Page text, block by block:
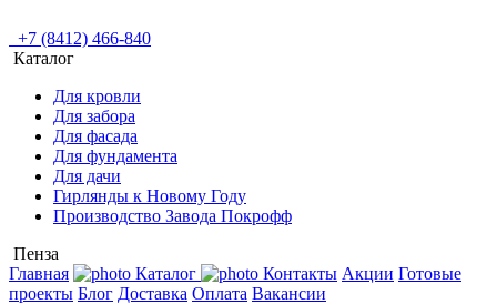
+7 (8412) 466-840
Каталог
Для кровли
Для забора
Для фасада
Для фундамента
Для дачи
Гирлянды к Новому Году
Производство Завода Покрофф
Пенза
Главная
Каталог Контакты Акции Готовые
проекты Блог Доставка Оплата Вакансии